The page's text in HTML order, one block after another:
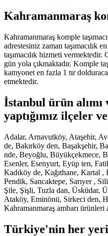
Kahramanmaraş
Kahramanmaraş komple
adrestesiniz zaman taşımacılık
taşımacılık hizmeti
gün yola çıkmaktadır. Komple
kamyonet en fazla 1 tır
etmektedir.
İstanbul ürün alımı
yaptığımız ilçeler
Adalar, Arnavutköy, Ataşehir,
de, Bakırköy den, Başakşehir,
nde, Beyoğlu, Büyükçekmece,
Esenler, Esenyurt, Eyüp ten,
Kadıköy de, Kağıthane, Kartal
Pendik, Sancaktepe, Sarıyer ,
Şile, Şişli, Tuzla dan, Üsküdar,
Ataköy, Eminönü, Sirkeci den,
Kahramanmaraş ambarı ürünleri
Türkiye'nin her